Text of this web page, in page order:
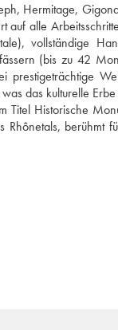
Hermitage,
auf alle
vollständige
(bis zu 42
prestigeträchtige
das kulturelle
Titel Historische
Rhônetals, berühmt